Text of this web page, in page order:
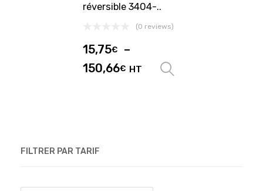
réversible 3404-..
(0 reviews)
15,75€
–
150,66€ HT
FILTRER PAR TARIF